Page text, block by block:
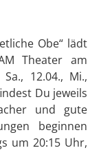
Obe“ lädt
Theater am
12.04., Mi.,
Du jeweils
und gute
beginnen
um 20:15 Uhr,